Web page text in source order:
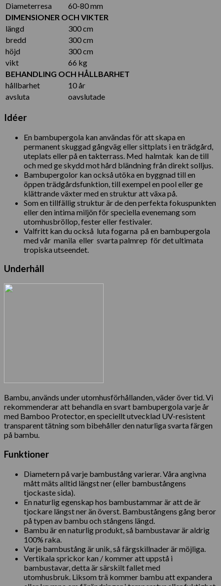
Diameterresa
60-80 mm
DIMENSIONER OCH VIKTER
längd
300 cm
bredd
300 cm
höjd
300 cm
vikt
66 kg
BEHANDLING OCH HÅLLBARHET
hållbarhet
10 år
avsluta
oavslutade
Idéer
En bambupergola kan användas för att skapa en
permanent skuggad gångväg eller sittplats i en trädgård,
uteplats eller på en takterrass. Med halmtak kan de till
och med ge skydd mot hård bländning från direkt solljus.
Bambupergolor kan också utöka en byggnad till en
öppen trädgårdsfunktion, till exempel en pool eller ge
klättrande växter med en struktur att växa på.
Som en tillfällig struktur är de den perfekta fokuspunkten
eller den intima miljön för speciella evenemang som
utomhusbröllop, fester eller festivaler.
Valfritt kan du också luta fogarna på en bambupergola
med vår manila eller svarta palmrep för det ultimata
tropiska utseendet.
Underhåll
Bambu, används under utomhusförhållanden, väder över tid. Vi
rekommenderar att behandla en svart bambupergola varje år
med Bamboo Protector, en speciellt utvecklad UV-resistent
transparent tätning som bibehåller den naturliga svarta färgen
på bambu.
Funktioner
Diametern på varje bambustång varierar. Våra angivna
mått mäts alltid längst ner (eller bambustångens
tjockaste sida).
En naturlig egenskap hos bambustammar är att de är
tjockare längst ner än överst. Bambustångens gång beror
på typen av bambu och stångens längd.
Bambu är en naturlig produkt, så bambustavar är aldrig
100% raka.
Varje bambustång är unik, så färgskillnader är möjliga.
Vertikala sprickor kan / kommer att uppstå i
bambustavar, detta är särskilt fallet med
utomhusbruk. Liksom trä kommer bambu att expandera